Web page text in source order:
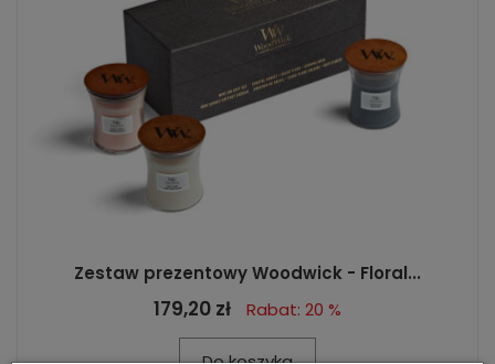
Zestaw prezentowy Woodwick - Floral...
179,20 zł Rabat: 20 %